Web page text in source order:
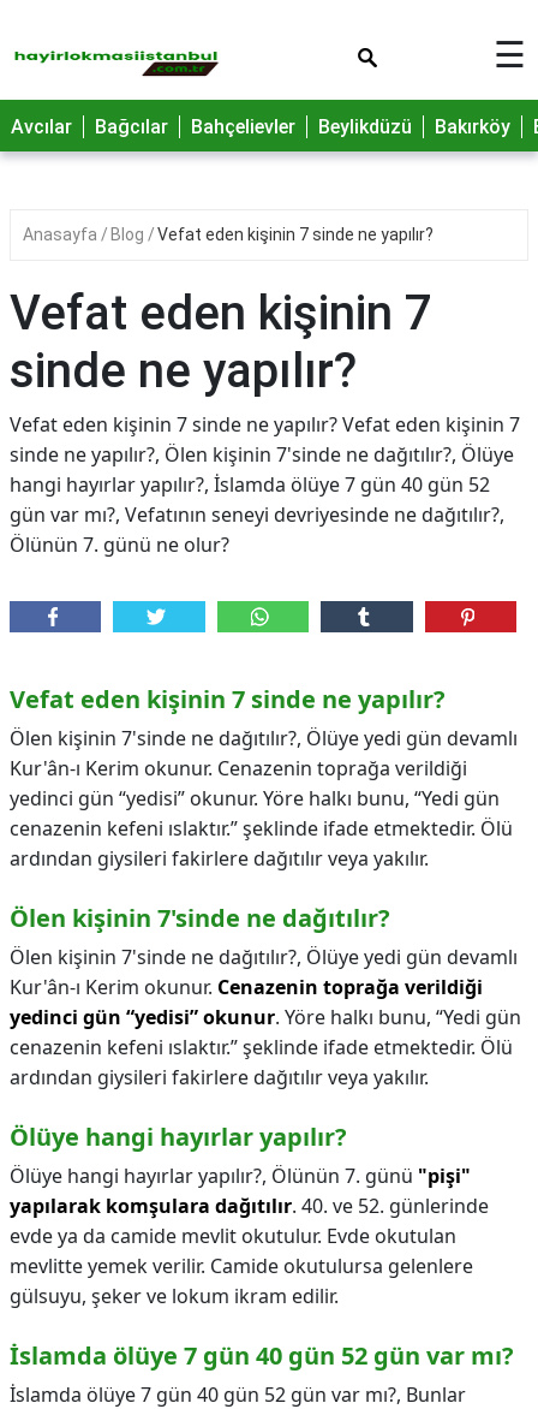
☰
Avcılar Bağcılar Bahçelievler Beylikdüzü Bakırköy
Anasayfa Blog Vefat eden kişinin 7 sinde ne yapılır?
Vefat eden kişinin 7
sinde ne yapılır?
Vefat eden kişinin 7 sinde ne yapılır? Vefat eden kişinin 7
sinde ne yapılır?, Ölen kişinin 7'sinde ne dağıtılır?, Ölüye
hangi hayırlar yapılır?, İslamda ölüye 7 gün 40 gün 52
gün var mı?, Vefatının seneyi devriyesinde ne dağıtılır?,
Ölünün 7. günü ne olur?
Vefat eden kişinin 7 sinde ne yapılır?
Ölen kişinin 7'sinde ne dağıtılır?, Ölüye yedi gün devamlı
Kur'ân-ı Kerim okunur. Cenazenin toprağa verildiği
yedinci gün “yedisi” okunur. Yöre halkı bunu, “Yedi gün
cenazenin kefeni ıslaktır.” şeklinde ifade etmektedir. Ölü
ardından giysileri fakirlere dağıtılır veya yakılır.
Ölen kişinin 7'sinde ne dağıtılır?
Ölen kişinin 7'sinde ne dağıtılır?, Ölüye yedi gün devamlı
Kur'ân-ı Kerim okunur. Cenazenin toprağa verildiği
yedinci gün “yedisi” okunur. Yöre halkı bunu, “Yedi gün
cenazenin kefeni ıslaktır.” şeklinde ifade etmektedir. Ölü
ardından giysileri fakirlere dağıtılır veya yakılır.
Ölüye hangi hayırlar yapılır?
Ölüye hangi hayırlar yapılır?, Ölünün 7. günü "pişi"
yapılarak komşulara dağıtılır. 40. ve 52. günlerinde
evde ya da camide mevlit okutulur. Evde okutulan
mevlitte yemek verilir. Camide okutulursa gelenlere
gülsuyu, şeker ve lokum ikram edilir.
İslamda ölüye 7 gün 40 gün 52 gün var mı?
İslamda ölüye 7 gün 40 gün 52 gün var mı?, Bunlar